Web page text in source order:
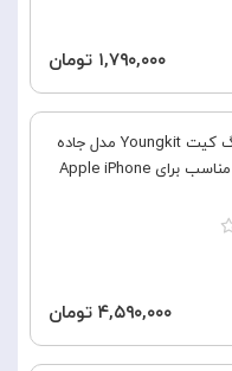
۱,۷۹۰,۰۰۰ تومان
قاب برند یانگ کیت Youngkit مدل جاده
ایران آیفون مناسب برای Apple iPhone
۴,۵۹۰,۰۰۰ تومان